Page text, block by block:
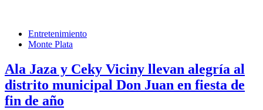
Entretenimiento
Monte Plata
Ala Jaza y Ceky Viciny llevan alegría al
distrito municipal Don Juan en fiesta de
fin de año